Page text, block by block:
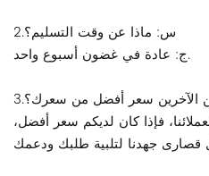
2.س: ماذا عن وقت التسليم؟
ج: عادة في غضون أسبوع واحد.
الآخرين سعر أفضل من سعرك؟
فإذا كان لديكم سعر أفضل،